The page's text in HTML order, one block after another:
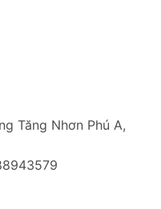
Tăng Nhơn Phú A,